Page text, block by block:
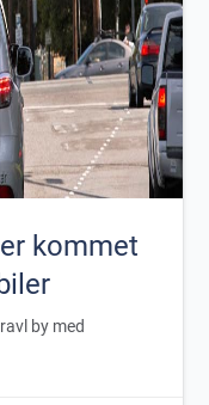
kommet
by med